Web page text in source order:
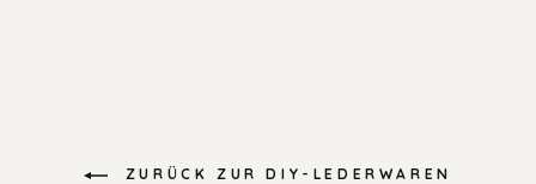
ZURÜCK ZUR DIY-LEDERWAREN